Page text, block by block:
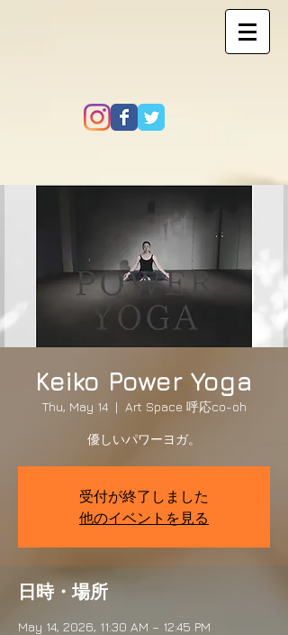
Keiko Power Yoga
Thu, May 14
  |
Art Space 呼応co-oh
優しいパワーヨガ。
受付が終了しました
他のイベントを見る
日時・場所
May 14, 2026, 11:30 AM – 12:45 PM